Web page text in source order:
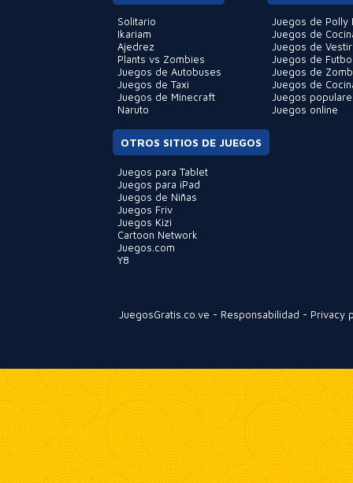
Solitario
Ikariam
Ajedrez
Plants vs Zombies
Juegos de Autobuses
Juegos de Taxi
Juegos de Minecraft
Naruto
Juegos de Polly
Juegos de
Juegos de Vestir
Juegos de
Juegos de
Juegos de
Juegos
Juegos online
OTROS SITIOS DE JUEGOS
Juegos para Tablet
Juegos para iPad
Juegos de Niñas
Juegos Friv
Juegos Kizi
Cartoon Network
Juegos.com
Y8
JuegosGratis.co.ve - Responsabilidad - Privacy